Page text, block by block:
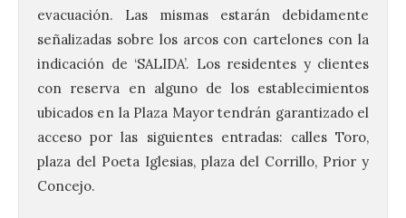
evacuación. Las mismas estarán debidamente
señalizadas sobre los arcos con cartelones con la
indicación de ‘SALIDA’. Los residentes y clientes
con reserva en alguno de los establecimientos
ubicados en la Plaza Mayor tendrán garantizado el
acceso por las siguientes entradas: calles Toro,
plaza del Poeta Iglesias, plaza del Corrillo, Prior y
Concejo.